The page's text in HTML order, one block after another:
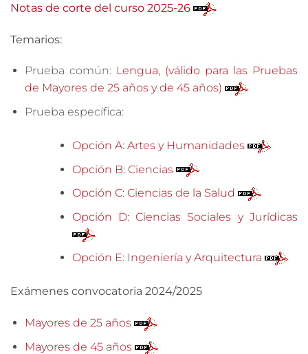
Notas de corte del curso 2025-26
Temarios:
Prueba común: Lengua, (válido para las Pruebas
de Mayores de 25 años y de 45 años)
Prueba específica:
Opción A: Artes y Humanidades
Opción B: Ciencias
Opción C: Ciencias de la Salud
Opción D: Ciencias Sociales y Jurídicas
Opción E: Ingeniería y Arquitectura
Exámenes convocatoria 2024/2025
Mayores de 25 años
Mayores de 45 años